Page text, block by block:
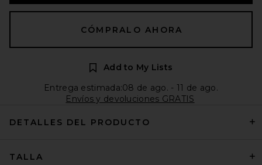
CÓMPRALO AHORA
Add to My Lists
Entrega estimada:08 de ago. - 11 de ago.
Envíos y devoluciones GRATIS
DETALLES DEL PRODUCTO
TALLA